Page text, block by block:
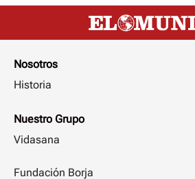
Nosotros
Historia
Nuestro Grupo
Vidasana
Fundación Borja